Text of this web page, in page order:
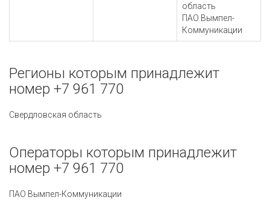
область
ПАО Вымпел-
Коммуникации
Регионы которым принадлежит
номер +7 961 770
Свердловская область
Операторы которым принадлежит
номер +7 961 770
ПАО Вымпел-Коммуникации